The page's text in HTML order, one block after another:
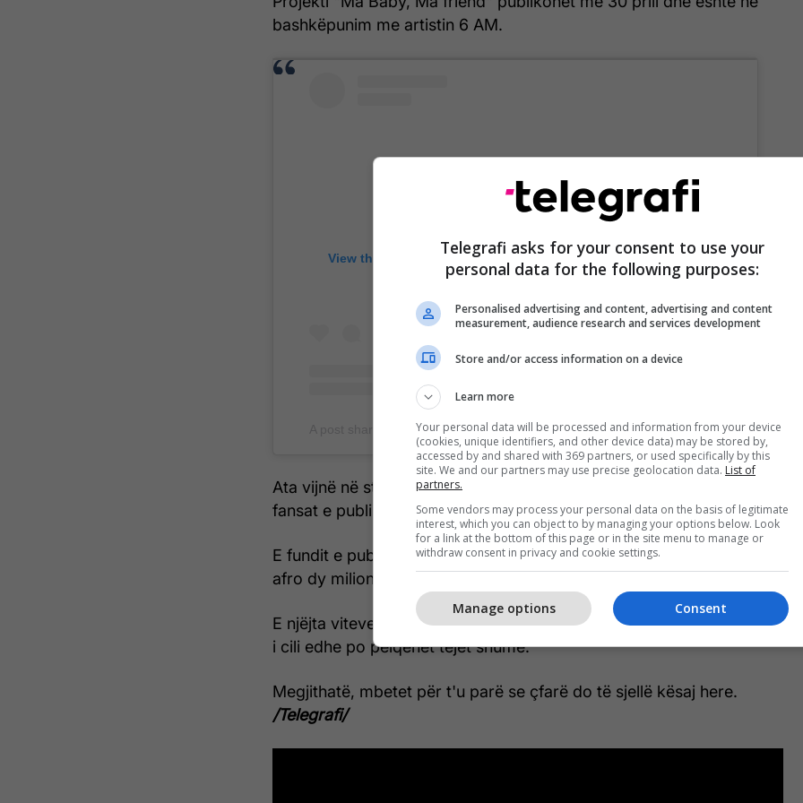
bashkëpunim me artistin 6 AM.
View this post on Instagram
A post shared by 6 AM (@6amusiqe)
Ata vijnë në stilin e tyre dhe besohet se do të pritet mirë edhe nga
fansat e publiku.
E fundit e publikuar nga Rina titullohet "Harro" që ka grumbulluar
afro dy milionë klikime.
E njëjta viteve të fundit ka bërë një ndryshim të madh në stil muzikor,
i cili edhe po pëlqehet tejet shumë.
Megjithatë, mbetet për t'u parë se çfarë do të sjellë kësaj here.
/Telegrafi/
Telegrafi asks for your consent to use your
personal data for the following purposes:
Personalised advertising and content, advertising and content
measurement, audience research and services development
Store and/or access information on a device
Learn more
Your personal data will be processed and information from your device
(cookies, unique identifiers, and other device data) may be stored by,
accessed by and shared with 369 partners, or used specifically by this
site. We and our partners may use precise geolocation data. List of
partners.
Some vendors may process your personal data on the basis of legitimate
interest, which you can object to by managing your options below. Look
for a link at the bottom of this page or in the site menu to manage or
withdraw consent in privacy and cookie settings.
Consent
Manage options